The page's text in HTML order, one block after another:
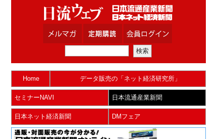
Home データ販売の「ネット経済研究所」
セミナーNAVI 日本流通産業新聞
日本ネット経済新聞 DMフェア